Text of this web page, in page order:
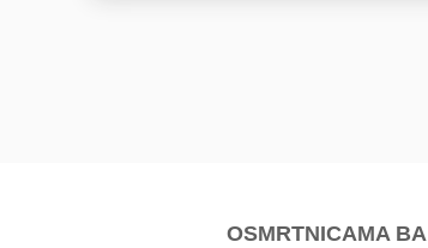
OSMRTNICAMA BA